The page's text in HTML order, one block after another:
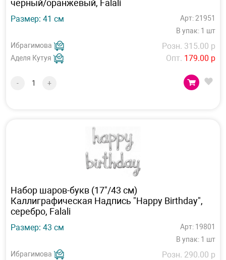
черный/оранжевый, Falali
Размер: 41 см
Арт: 21951
В упак: 1 шт
Ибрагимова
Аделя Кутуя
Розн. 315.00 р
Опт. 179.00 р
- +
Набор шаров-букв (17"/43 см)
Каллиграфическая Надпись "Happy Birthday",
серебро, Falali
Размер: 43 см
Арт: 19801
В упак: 1 шт
Ибрагимова
Розн. 290.00 р